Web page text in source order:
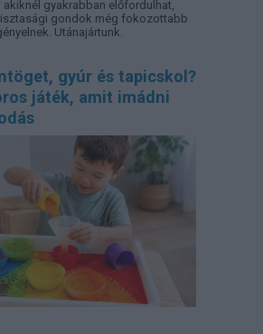
akiknél gyakrabban előfordulhat,
gondok még fokozottabb
Utánajártunk.
gyúr és tapicskol?
játék, amit imádni